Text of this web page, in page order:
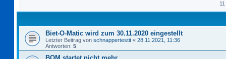
Biet-O-Matic wird zum 30.11.2020 eingestellt
Letzter Beitrag von schnappertestit « 28.11.2021, 11:36
Antworten: 5